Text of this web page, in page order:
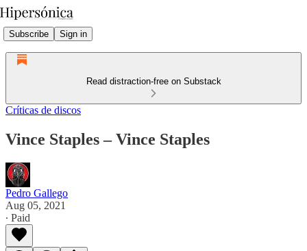
Subscribe Sign in
Read distraction-free on Substack
Críticas de discos
Vince Staples – Vince Staples
Pedro Gallego
Aug 05, 2021
∙ Paid